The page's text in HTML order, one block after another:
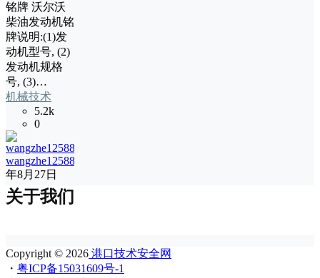
铭牌 沃尔沃
柴油发动机铭
牌说明:(1)发
动机型号, (2)
发动机规格
号, (3)…
机械技术
5.2k
0
wangzhe12588
年8月27日
关于我们
Copyright © 2026 港口技术安全网
・ 粤ICP备15031609号-1